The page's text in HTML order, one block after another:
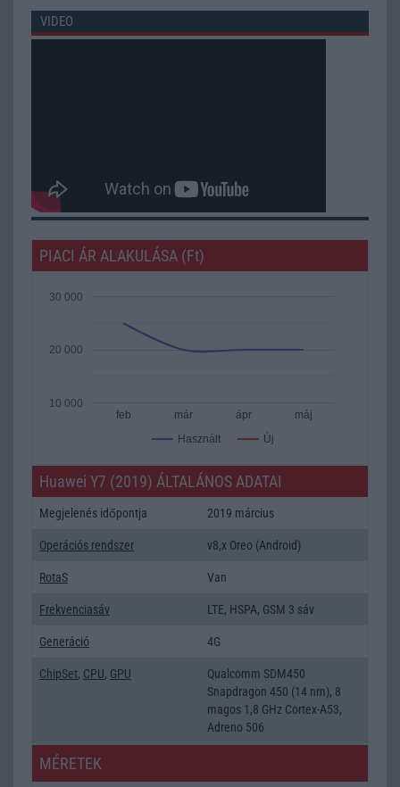
VIDEO
PIACI ÁR ALAKULÁSA (Ft)
Használt Új
feb már ápr máj
10 000
20 000
30 000
Huawei Y7 (2019) ÁLTALÁNOS ADATAI
Megjelenés időpontja 2019 március
Operációs rendszer v8,x Oreo (Android)
RotaS Van
Frekvenciasáv LTE, HSPA, GSM 3 sáv
Generáció 4G
ChipSet, CPU, GPU
Qualcomm SDM450
Snapdragon 450 (14 nm), 8
magos 1,8 GHz Cortex-A53,
Adreno 506
MÉRETEK